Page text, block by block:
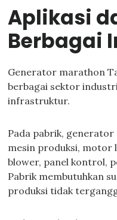
Aplikasi
Berbagai
Generator marathon
berbagai sektor
infrastruktur.
Pada pabrik,
mesin produksi, motor
blower, panel kontrol,
Pabrik membutuhkan
produksi tidak